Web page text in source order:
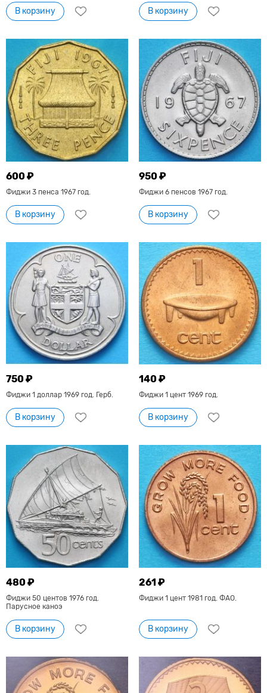
В корзину В корзину
600 ₽
Фиджи 3 пенса 1967 год.
В корзину
950 ₽
Фиджи 6 пенсов 1967 год.
В корзину
750 ₽
Фиджи 1 доллар 1969 год. Герб.
В корзину
140 ₽
Фиджи 1 цент 1969 год.
В корзину
480 ₽
Фиджи 50 центов 1976 год.
Парусное каноэ
В корзину
261 ₽
Фиджи 1 цент 1981 год. ФАО.
В корзину